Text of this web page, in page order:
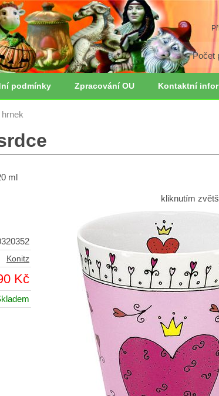
Počet
podmínky Zpracování OU Kontaktní
ml
kliknutím
Konitz
Kč